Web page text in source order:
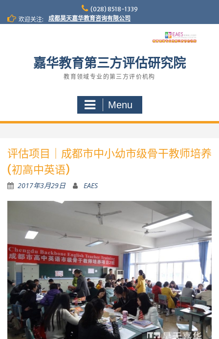
i
(028) 8518-1339
欢迎关注:
成都昊天嘉华教育咨询有限公司
嘉华教育第三方评估研究院
教育领域专业的第三方评价机构
Menu
评估项目｜成都市中小幼市级骨干教师培养
(初高中英语)
2017年3月29日 EAES